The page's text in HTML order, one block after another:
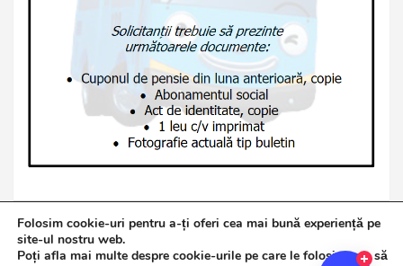
Copyright © 2026Jurnalul de Brăila
Folosim cookie-uri pentru a-ți oferi cea mai bună experiență pe
site-ul nostru web.
Poți afla mai multe despre cookie-urile pe care le folosim sau să